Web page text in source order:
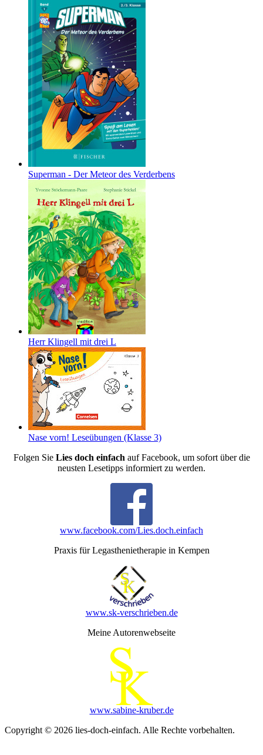
Superman - Der Meteor des Verderbens
Herr Klingell mit drei L
Nase vorn! Leseübungen (Klasse 3)
Folgen Sie Lies doch einfach auf Facebook, um sofort über die
neusten Lesetipps informiert zu werden.
www.facebook.com/Lies.doch.einfach
Praxis für Legasthenietherapie in Kempen
www.sk-verschrieben.de
Meine Autorenwebseite
www.sabine-kruber.de
Copyright © 2026 lies-doch-einfach. Alle Rechte vorbehalten.